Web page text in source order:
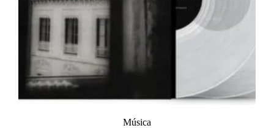
Música​